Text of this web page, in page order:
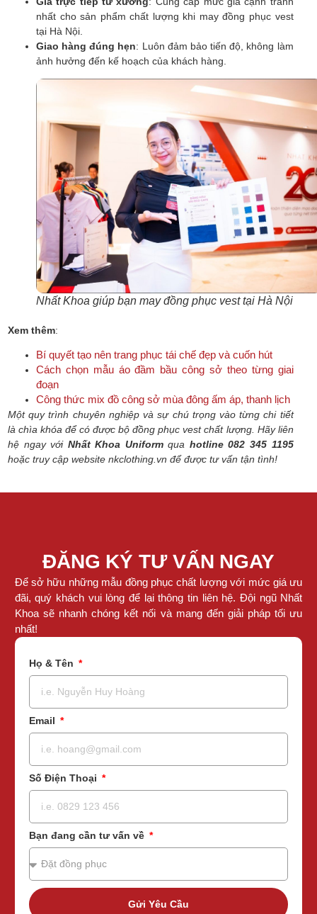
nhất cho sản phẩm chất lượng khi may đồng phục vest
tại Hà Nội.
Giao hàng đúng hẹn: Luôn đảm bảo tiến độ, không làm
ảnh hưởng đến kế hoạch của khách hàng.
Nhất Khoa giúp bạn may đồng phục vest tại Hà Nội
Xem thêm:
Bí quyết tạo nên trang phục tái chế đẹp và cuốn hút
Cách chọn mẫu áo đầm bầu công sở theo từng giai
đoạn
Công thức mix đồ công sở mùa đông ấm áp, thanh lịch
Một quy trình chuyên nghiệp và sự chú trọng vào từng chi tiết
là chìa khóa để có được bộ đồng phục vest chất lượng. Hãy liên
hệ ngay với Nhất Khoa Uniformqua hotline 082 345 1195
hoặc truy cập website nkclothing.vn để được tư vấn tận tình!
ĐĂNG KÝ TƯ VẤN NGAY
Để sở hữu những mẫu đồng phục chất lượng với mức giá ưu
đãi, quý khách vui lòng để lại thông tin liên hệ. Đội ngũ Nhất
Khoa sẽ nhanh chóng kết nối và mang đến giải pháp tối ưu
nhất!
Họ & Tên
Email
Số Điện Thoại
Bạn đang cần tư vấn về
Gửi Yêu Cầu